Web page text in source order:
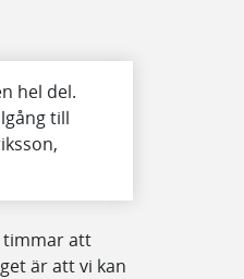
hel del.
till
timmar att
är att vi kan